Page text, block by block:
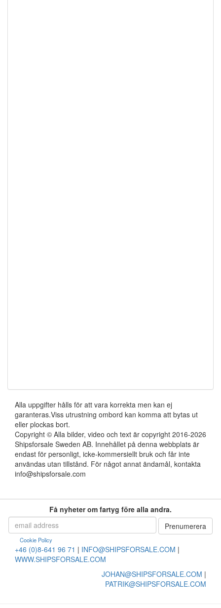
Alla uppgifter hålls för att vara korrekta men kan ej
garanteras.Viss utrustning ombord kan komma att bytas ut
eller plockas bort.
Copyright © Alla bilder, video och text är copyright 2016-2026
Shipsforsale Sweden AB. Innehållet på denna webbplats är
endast för personligt, icke-kommersiellt bruk och får inte
användas utan tillstånd. För något annat ändamål, kontakta
info@shipsforsale.com
Få nyheter om fartyg före alla andra.
Cookie Policy
+46 (0)8-641 96 71 | INFO@SHIPSFORSALE.COM |
WWW.SHIPSFORSALE.COM
JOHAN@SHIPSFORSALE.COM |
PATRIK@SHIPSFORSALE.COM